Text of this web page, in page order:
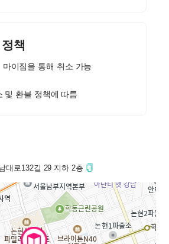
책
마이짐을 통해 취소 가능
및 환불 정책에 따름
대로132길 29 지하 2층